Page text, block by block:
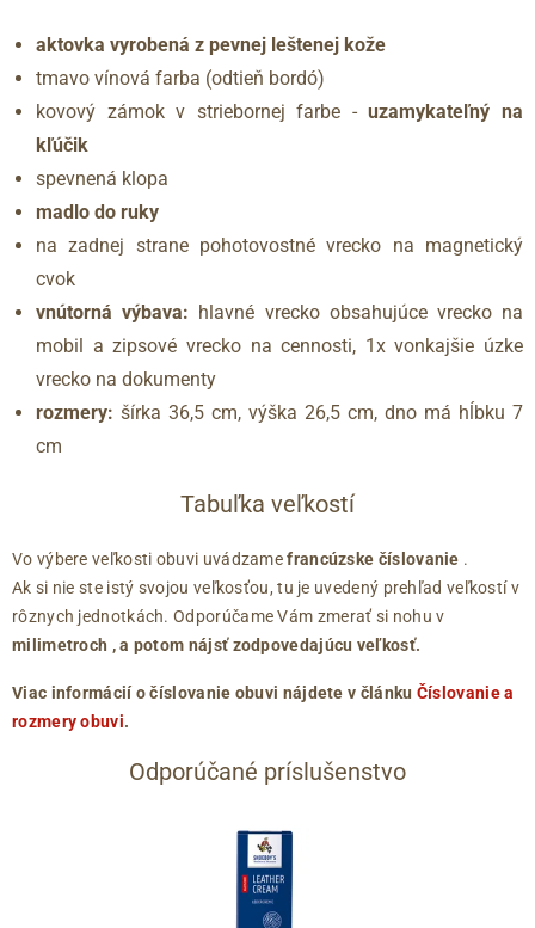
aktovka vyrobená z pevnej leštenej kože
tmavo vínová farba (odtieň bordó)
kovový zámok v striebornej farbe -uzamykateľný na
kľúčik
spevnená klopa
madlo do ruky
na zadnej strane pohotovostné vrecko na magnetický
cvok
vnútorná výbava: hlavné vrecko obsahujúce vrecko na
mobil a zipsové vrecko na cennosti, 1x vonkajšie úzke
vrecko na dokumenty
rozmery: šírka 36,5 cm, výška 26,5 cm, dno má hĺbku 7
cm
Tabuľka veľkostí
Vo výbere veľkosti obuvi uvádzamefrancúzske číslovanie .
Ak si nie ste istý svojou veľkosťou, tu je uvedený prehľad veľkostí v
rôznych jednotkách. Odporúčame Vám zmerať si nohu v
milimetroch , a potom nájsť zodpovedajúcu veľkosť.
Viac informácií o číslovanie obuvi nájdete v článku Číslovanie a
rozmery obuvi.
Odporúčané príslušenstvo